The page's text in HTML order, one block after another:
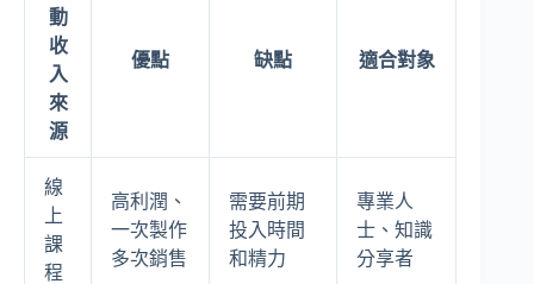
動
收
入
來
源
優點 缺點 適合對象
線
上
課
程
高利潤、
一次製作
多次銷售
需要前期
投入時間
和精力
專業人
士、知識
分享者